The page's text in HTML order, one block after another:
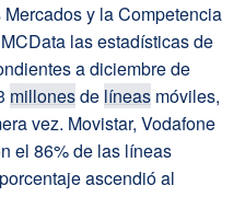
y la Competencia
las estadísticas de
a diciembre de
millonesde líneas móviles,
vez. Movistar, Vodafone
el 86% de las líneas
ascendió al